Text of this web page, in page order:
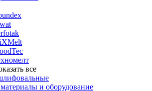
все
и оборудование